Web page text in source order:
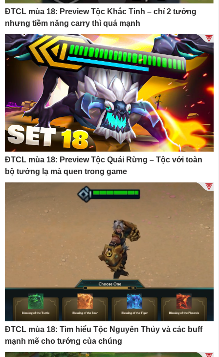
ĐTCL mùa 18: Preview Tộc Khắc Tinh – chỉ 2 tướng
nhưng tiềm năng carry thì quá mạnh
ĐTCL mùa 18: Preview Tộc Quái Rừng – Tộc với toàn
bộ tướng lạ mà quen trong game
ĐTCL mùa 18: Tìm hiểu Tộc Nguyên Thủy và các buff
mạnh mẽ cho tướng của chúng